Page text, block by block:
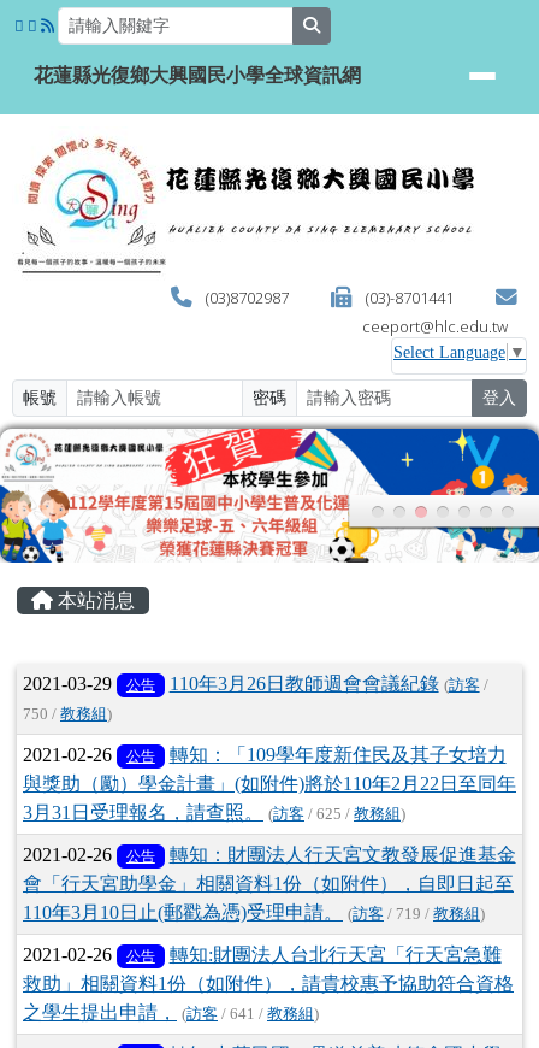
跳至主內容區
花蓮縣光復鄉大興國民小學全球資
花蓮縣光復鄉大興國民小學全球資訊網
(03)8702987
(03)-8701441
ceeport@hlc.edu.tw
Select Language ▼
帳號 密碼 登入
主內容區域
本站消息
文章列表
2021-03-29 公告 110年3月26日教師週會會議紀錄 (訪客 /
750 / 教務組)
2021-02-26 公告
轉知：「109學年度新住民及其子女培力
與獎助（勵）學金計畫」(如附件)將於110年2月22日至同年
3月31日受理報名，請查照。
(訪客 / 625 / 教務組)
2021-02-26 公告
轉知：財團法人行天宮文教發展促進基金
會「行天宮助學金」相關資料1份（如附件），自即日起至
110年3月10日止(郵戳為憑)受理申請。
(訪客 / 719 / 教務組)
2021-02-26 公告
轉知:財團法人台北行天宮「行天宮急難
救助」相關資料1份（如附件），請貴校惠予協助符合資格
之學生提出申請，
(訪客 / 641 / 教務組)
頁尾區域